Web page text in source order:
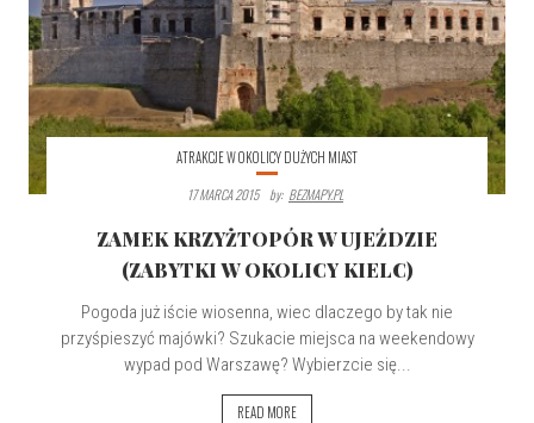
ATRAKCJE W OKOLICY DUŻYCH MIAST
17 MARCA 2015
By: BEZMAPY.PL
ZAMEK KRZYŻTOPÓR W UJEŹDZIE
(ZABYTKI W OKOLICY KIELC)
Pogoda już iście wiosenna, wiec dlaczego by tak nie
przyśpieszyć majówki? Szukacie miejsca na weekendowy
wypad pod Warszawę? Wybierzcie się...
READ MORE